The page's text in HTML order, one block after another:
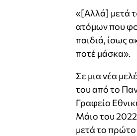
«[Αλλά] μετά
ατόμων που
παιδιά, ίσως
ποτέ μάσκα».
Σε μια νέα
του από το
Γραφείο
Μάιο του 2022
μετά το